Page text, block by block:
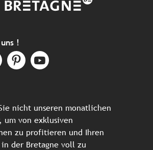
!
nicht unseren monatlichen
um von exklusiven
zu profitieren und Ihren
der Bretagne voll zu